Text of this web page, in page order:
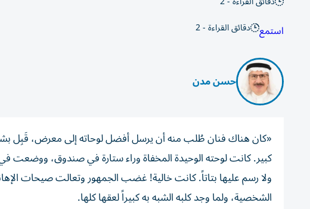
استمع دقائق القراءة - 2
حسن مدن
«كان هناك فنان طُلب منه أن يرسل أفضل لوحاته إلى معرض، قَبِل
كبير. كانت لوحته الوحيدة المخفاة وراء ستارة في صندوق، ووضعت
ولا رسم عليها بتاتاً. كانت خالية! غضب الجمهور وتعالت صيحات
الشخصية، ولما وجد كلبه الشبه به كبيراً لعقها كلها.